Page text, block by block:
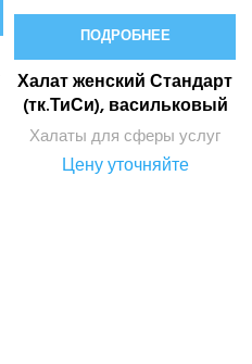
ПОДРОБНЕЕ
Халат женский Стандарт
(тк.ТиСи), васильковый
Халаты для сферы услуг
Цену уточняйте